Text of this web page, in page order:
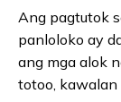
Ang pagtutok
panloloko ay
ang mga alok
totoo, kawalan